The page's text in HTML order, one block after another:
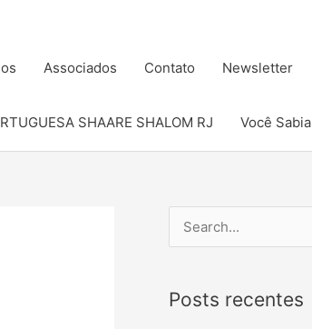
Associados Contato Newsletter
SHAARE SHALOM RJ Você Sabia
q
Posts recentes